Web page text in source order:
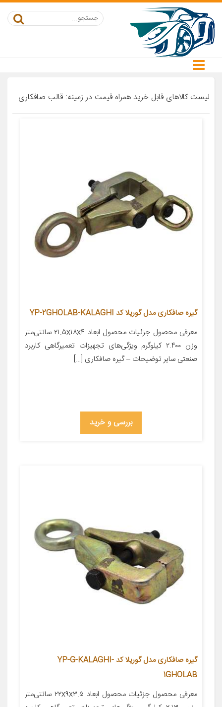
لیست کالاهای قابل خرید همراه قیمت در زمینه: قالب صافکاری
گیره صافکاری مدل گوریلا کد YP-2GHOLAB-KALAGHI
معرفی محصول جزئیات محصول ابعاد ۲۱.۵x۱۸x۴ سانتی‌متر
وزن ۲.۴۰۰ کیلوگرم ویژگی‌های تجهیزات تعمیرگاهی کاربرد
صنعتی سایر توضیحات – گیره صافکاری […]
بررسی و خرید
گیره صافکاری مدل گوریلا کد YP-G-KALAGHI-
1GHOLAB
معرفی محصول جزئیات محصول ابعاد ۲۲x۹x۳.۵ سانتی‌متر